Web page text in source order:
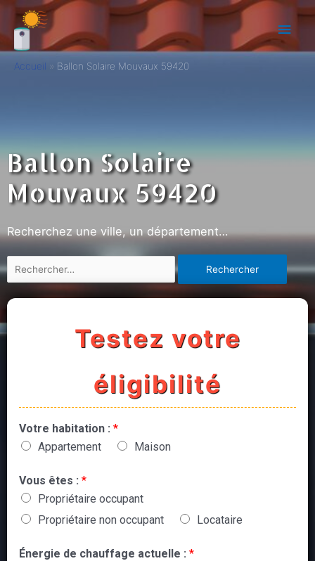
Accueil Ballon Solaire Mouvaux 59420
Ballon Solaire
Mouvaux 59420
Recherchez une ville, un département…
Testez votre
éligibilité
Votre habitation : *
Appartement
Maison
Vous êtes : *
Propriétaire occupant
Propriétaire non occupant
Locataire
Énergie de chauffage actuelle : *